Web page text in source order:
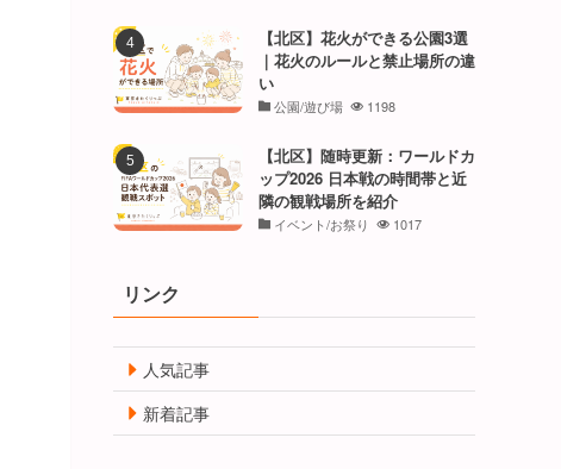
【北区】花火ができる公園3選
｜花火のルールと禁止場所の違
い
公園/遊び場 1198
【北区】随時更新：ワールドカ
ップ2026 日本戦の時間帯と近
隣の観戦場所を紹介
イベント/お祭り 1017
リンク
人気記事
新着記事